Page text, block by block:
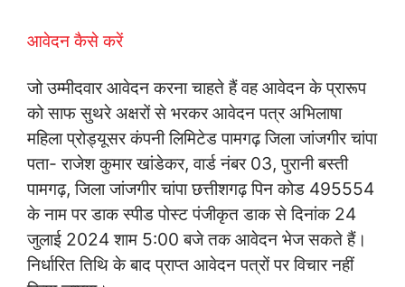
आवेदन कैसे करें
जो उम्मीदवार आवेदन करना चाहते हैं वह आवेदन के प्रारूप
को साफ सुथरे अक्षरों से भरकर आवेदन पत्र अभिलाषा
महिला प्रोड्यूसर कंपनी लिमिटेड पामगढ़ जिला जांजगीर चांपा
पता- राजेश कुमार खांडेकर, वार्ड नंबर 03, पुरानी बस्ती
पामगढ़, जिला जांजगीर चांपा छत्तीशगढ़ पिन कोड 495554
के नाम पर डाक स्पीड पोस्ट पंजीकृत डाक से दिनांक 24
जुलाई 2024 शाम 5:00 बजे तक आवेदन भेज सकते हैं।
निर्धारित तिथि के बाद प्राप्त आवेदन पत्रों पर विचार नहीं